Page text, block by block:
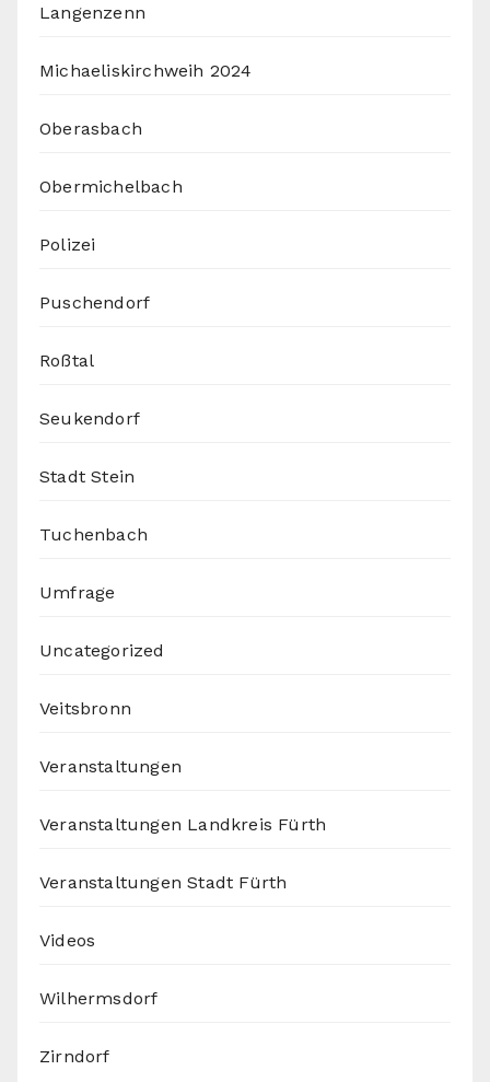
Langenzenn
Michaeliskirchweih 2024
Oberasbach
Obermichelbach
Polizei
Puschendorf
Roßtal
Seukendorf
Stadt Stein
Tuchenbach
Umfrage
Uncategorized
Veitsbronn
Veranstaltungen
Veranstaltungen Landkreis Fürth
Veranstaltungen Stadt Fürth
Videos
Wilhermsdorf
Zirndorf